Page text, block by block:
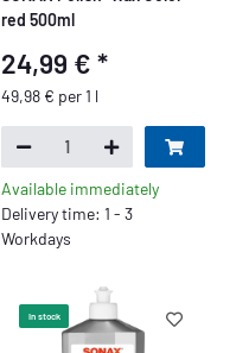
red 500ml
24,99 € *
49,98 € per 1 l
Available immediately
Delivery time: 1 - 3
Workdays
In stock